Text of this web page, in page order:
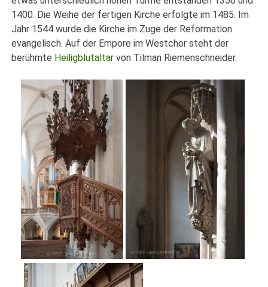
1400. Die Weihe der fertigen Kirche erfolgte im 1485. Im
Jahr 1544 wurde die Kirche im Zuge der Reformation
evangelisch. Auf der Empore im Westchor steht der
berühmte Heiligblutaltar von Tilman Riemenschneider.